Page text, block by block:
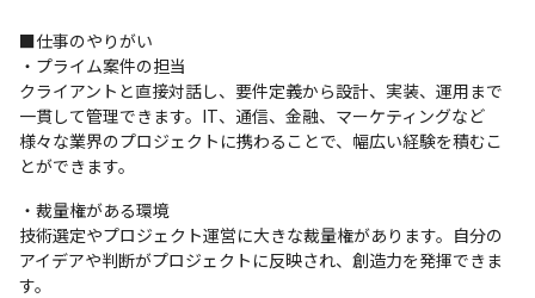
■仕事のやりがい
・プライム案件の担当
クライアントと直接対話し、要件定義から設計、実装、運用まで
一貫して管理できます。IT、通信、金融、マーケティングなど
様々な業界のプロジェクトに携わることで、幅広い経験を積むこ
とができます。
・裁量権がある環境
技術選定やプロジェクト運営に大きな裁量権があります。自分の
アイデアや判断がプロジェクトに反映され、創造力を発揮できま
す。